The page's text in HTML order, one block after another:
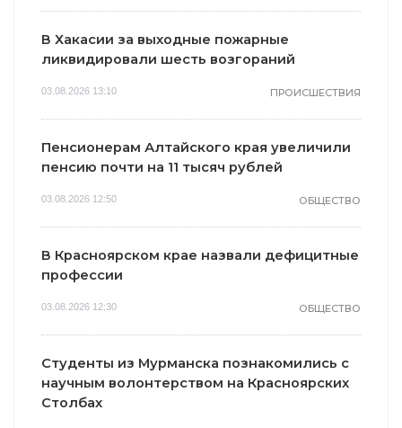
В Хакасии за выходные пожарные
ликвидировали шесть возгораний
03.08.2026 13:10 ПРОИСШЕСТВИЯ
Пенсионерам Алтайского края увеличили
пенсию почти на 11 тысяч рублей
03.08.2026 12:50 ОБЩЕСТВО
В Красноярском крае назвали дефицитные
профессии
03.08.2026 12:30 ОБЩЕСТВО
Студенты из Мурманска познакомились с
научным волонтерством на Красноярских
Столбах